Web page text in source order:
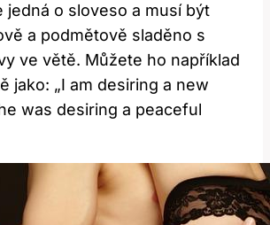
jedná o sloveso a musí být
a podmětově sladěno s
ve větě. Můžete ho například
jako: „I am desiring a new
was desiring a peaceful